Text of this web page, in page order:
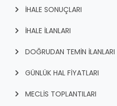
İHALE SONUÇLARI
İHALE İLANLARI
DOĞRUDAN TEMİN İLANLARI
GÜNLÜK HAL FİYATLARI
MECLİS TOPLANTILARI